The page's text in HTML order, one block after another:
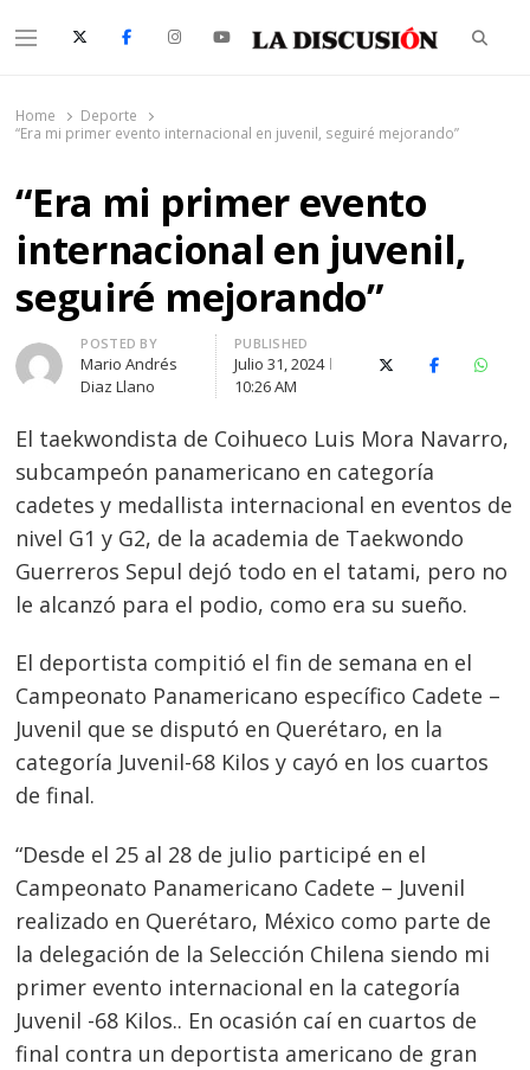
Menu
Home
Deporte
“Era mi primer evento internacional en juvenil, seguiré mejorando”
“Era mi primer evento
internacional en juvenil,
seguiré mejorando”
Author
POSTED BY
Mario Andrés
Diaz Llano
PUBLISHED
Julio 31, 2024
10:26 AM
X (Twitter)Facebook
El taekwondista de Coihueco Luis Mora Navarro,
subcampeón panamericano en categoría
cadetes y medallista internacional en eventos de
nivel G1 y G2, de la academia de Taekwondo
Guerreros Sepul dejó todo en el tatami, pero no
le alcanzó para el podio, como era su sueño.
El deportista compitió el fin de semana en el
Campeonato Panamericano específico Cadete –
Juvenil que se disputó en Querétaro, en la
categoría Juvenil-68 Kilos y cayó en los cuartos
de final.
“Desde el 25 al 28 de julio participé en el
Campeonato Panamericano Cadete – Juvenil
realizado en Querétaro, México como parte de
la delegación de la Selección Chilena siendo mi
primer evento internacional en la categoría
Juvenil -68 Kilos.. En ocasión caí en cuartos de
final contra un deportista americano de gran